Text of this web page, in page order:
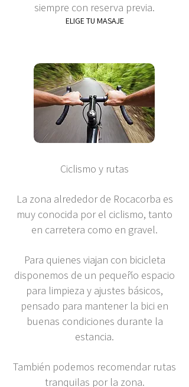
siempre con reserva previa.
ELIGE TU MASAJE
Ciclismo y rutas
La zona alrededor de Rocacorba es
muy conocida por el ciclismo, tanto
en carretera como en gravel.
Para quienes viajan con bicicleta
disponemos de un pequeño espacio
para limpieza y ajustes básicos,
pensado para mantener la bici en
buenas condiciones durante la
estancia.
También podemos recomendar rutas
tranquilas por la zona.